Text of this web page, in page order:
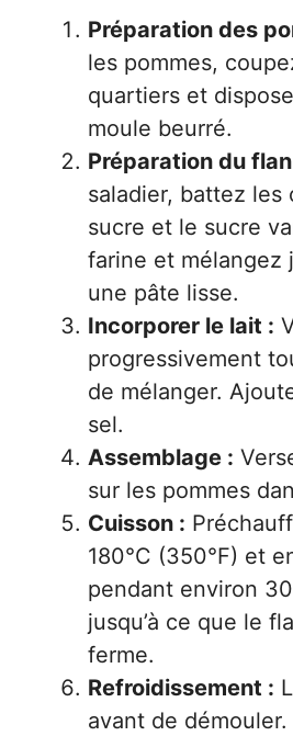
Préparation des
les pommes,
quartiers et
moule beurré.
Préparation du
saladier, battez
sucre et le sucre
farine et mélangez
une pâte lisse.
Incorporer le lait :
progressivement
de mélanger.
sel.
Assemblage :
sur les pommes
Cuisson :
180°C (350°F) et
pendant environ
jusqu’à ce que le
ferme.
Refroidissement :
avant de